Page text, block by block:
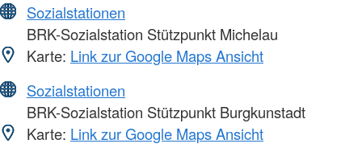
Sozialstationen
BRK-Sozialstation Stützpunkt Michelau
Karte: Link zur Google Maps Ansicht
Sozialstationen
BRK-Sozialstation Stützpunkt Burgkunstadt
Karte: Link zur Google Maps Ansicht